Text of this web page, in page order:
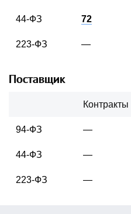
44-ФЗ 72
223-ФЗ —
Поставщик
Контракты
94-ФЗ —
44-ФЗ —
223-ФЗ —